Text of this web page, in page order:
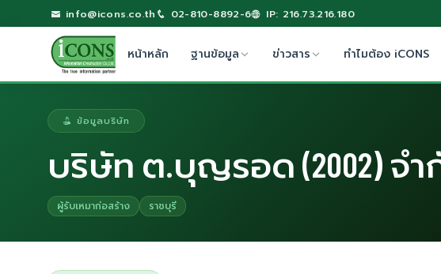
info@icons.co.th 02-810-8892-6 IP: 216.73.216.180
หน้าหลัก ฐานข้อมูล ข่าวสาร ทำไมต้อง iCONS
ข้อมูลบริษัท
บริษัท ต.บุญรอด (2002) จำ
ผู้รับเหมาก่อสร้าง ราชบุรี